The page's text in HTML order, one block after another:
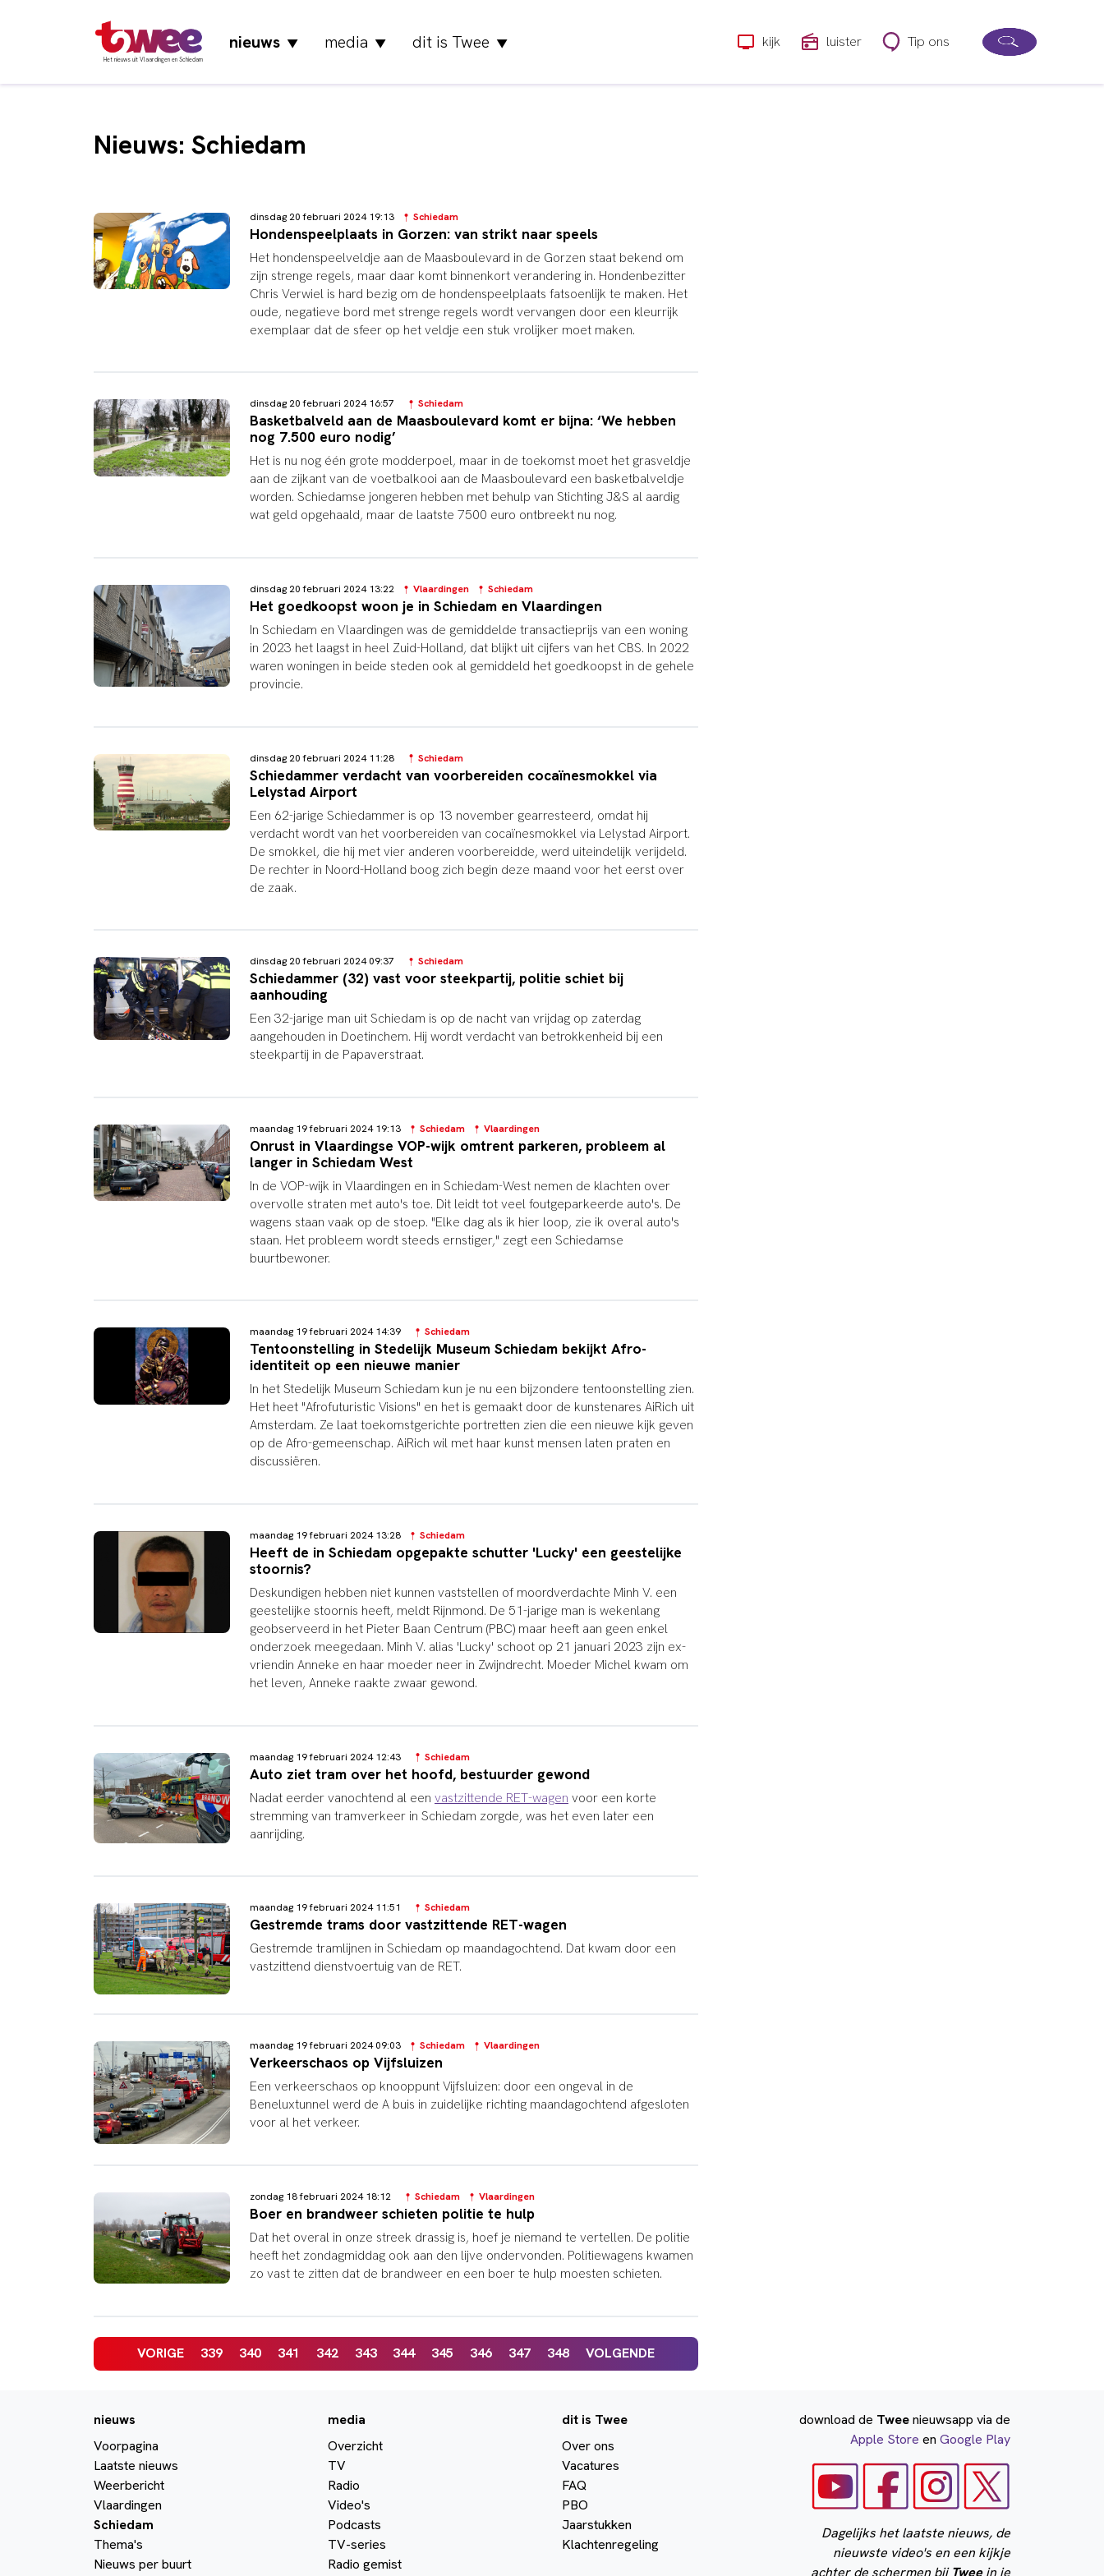
Het nieuws uit Vlaardingen en Schiedam
nieuws▼ media ▼ dit is Twee ▼ kijk luister Tip ons
Nieuws: Schiedam
dinsdag 20 februari 2024 19:13 Schiedam
Hondenspeelplaats in Gorzen: van strikt naar speels
Het hondenspeelveldje aan de Maasboulevard in de Gorzen staat bekend om
zijn strenge regels, maar daar komt binnenkort verandering in. Hondenbezitter
Chris Verwiel is hard bezig om de hondenspeelplaats fatsoenlijk te maken. Het
oude, negatieve bord met strenge regels wordt vervangen door een kleurrijk
exemplaar dat de sfeer op het veldje een stuk vrolijker moet maken.
dinsdag 20 februari 2024 16:57 Schiedam
Basketbalveld aan de Maasboulevard komt er bijna: ‘We hebben
nog 7.500 euro nodig’
Het is nu nog één grote modderpoel, maar in de toekomst moet het grasveldje
aan de zijkant van de voetbalkooi aan de Maasboulevard een basketbalveldje
worden. Schiedamse jongeren hebben met behulp van Stichting J&S al aardig
wat geld opgehaald, maar de laatste 7500 euro ontbreekt nu nog.
dinsdag 20 februari 2024 13:22 Vlaardingen Schiedam
Het goedkoopst woon je in Schiedam en Vlaardingen
In Schiedam en Vlaardingen was de gemiddelde transactieprijs van een woning
in 2023 het laagst in heel Zuid-Holland, dat blijkt uit cijfers van het CBS. In 2022
waren woningen in beide steden ook al gemiddeld het goedkoopst in de gehele
provincie.
dinsdag 20 februari 2024 11:28 Schiedam
Schiedammer verdacht van voorbereiden cocaïnesmokkel via
Lelystad Airport
Een 62-jarige Schiedammer is op 13 november gearresteerd, omdat hij
verdacht wordt van het voorbereiden van cocaïnesmokkel via Lelystad Airport.
De smokkel, die hij met vier anderen voorbereidde, werd uiteindelijk verijdeld.
De rechter in Noord-Holland boog zich begin deze maand voor het eerst over
de zaak.
dinsdag 20 februari 2024 09:37 Schiedam
Schiedammer (32) vast voor steekpartij, politie schiet bij
aanhouding
Een 32-jarige man uit Schiedam is op de nacht van vrijdag op zaterdag
aangehouden in Doetinchem. Hij wordt verdacht van betrokkenheid bij een
steekpartij in de Papaverstraat.
maandag 19 februari 2024 19:13 Schiedam Vlaardingen
Onrust in Vlaardingse VOP-wijk omtrent parkeren, probleem al
langer in Schiedam West
In de VOP-wijk in Vlaardingen en in Schiedam-West nemen de klachten over
overvolle straten met auto's toe. Dit leidt tot veel foutgeparkeerde auto's. De
wagens staan vaak op de stoep. "Elke dag als ik hier loop, zie ik overal auto's
staan. Het probleem wordt steeds ernstiger," zegt een Schiedamse
buurtbewoner.
maandag 19 februari 2024 14:39 Schiedam
Tentoonstelling in Stedelijk Museum Schiedam bekijkt Afro-
identiteit op een nieuwe manier
In het Stedelijk Museum Schiedam kun je nu een bijzondere tentoonstelling zien.
Het heet "Afrofuturistic Visions" en het is gemaakt door de kunstenares AiRich uit
Amsterdam. Ze laat toekomstgerichte portretten zien die een nieuwe kijk geven
op de Afro-gemeenschap. AiRich wil met haar kunst mensen laten praten en
discussiëren.
maandag 19 februari 2024 13:28 Schiedam
Heeft de in Schiedam opgepakte schutter 'Lucky' een geestelijke
stoornis?
Deskundigen hebben niet kunnen vaststellen of moordverdachte Minh V. een
geestelijke stoornis heeft, meldt Rijnmond. De 51-jarige man is wekenlang
geobserveerd in het Pieter Baan Centrum (PBC) maar heeft aan geen enkel
onderzoek meegedaan. Minh V. alias 'Lucky' schoot op 21 januari 2023 zijn ex-
vriendin Anneke en haar moeder neer in Zwijndrecht. Moeder Michel kwam om
het leven, Anneke raakte zwaar gewond.
maandag 19 februari 2024 12:43 Schiedam
Auto ziet tram over het hoofd, bestuurder gewond
Nadat eerder vanochtend al een vastzittende RET-wagen voor een korte
stremming van tramverkeer in Schiedam zorgde, was het even later een
aanrijding.
maandag 19 februari 2024 11:51 Schiedam
Gestremde trams door vastzittende RET-wagen
Gestremde tramlijnen in Schiedam op maandagochtend. Dat kwam door een
vastzittend dienstvoertuig van de RET.
maandag 19 februari 2024 09:03 Schiedam Vlaardingen
Verkeerschaos op Vijfsluizen
Een verkeerschaos op knooppunt Vijfsluizen: door een ongeval in de
Beneluxtunnel werd de A buis in zuidelijke richting maandagochtend afgesloten
voor al het verkeer.
zondag 18 februari 2024 18:12 Schiedam Vlaardingen
Boer en brandweer schieten politie te hulp
Dat het overal in onze streek drassig is, hoef je niemand te vertellen. De politie
heeft het zondagmiddag ook aan den lijve ondervonden. Politiewagens kwamen
zo vast te zitten dat de brandweer en een boer te hulp moesten schieten.
VORIGE 339 340 341 342 343 344 345 346 347 348 VOLGENDE
nieuws
Voorpagina
Laatste nieuws
Weerbericht
Vlaardingen
Schiedam
Thema's
Nieuws per buurt
media
Overzicht
TV
Radio
Video's
Podcasts
TV-series
Radio gemist
dit is Twee
Over ons
Vacatures
FAQ
PBO
Jaarstukken
Klachtenregeling
download de Tweenieuwsapp via de
Apple Store en Google Play
Dagelijks het laatste nieuws, de
nieuwste video's en een kijkje
achter de schermen bijTweein je